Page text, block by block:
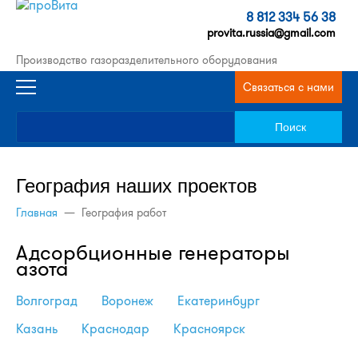
Производство газоразделительного оборудования
8 812 334 56 38
provita.russia@gmail.com
Связаться с нами
География наших проектов
Главная — География работ
Адсорбционные генераторы
азота
Волгоград Воронеж
Екатеринбург
Казань
Краснодар
Красноярск